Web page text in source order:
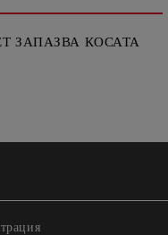
ЗАПАЗВА КОСАТА